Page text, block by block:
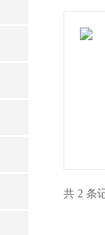
共 2 条